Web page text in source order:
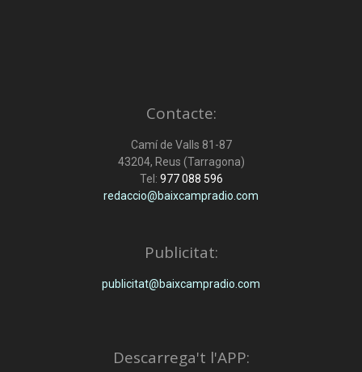
Contacte:
Camí de Valls 81-87
43204, Reus (Tarragona)
Tel: 977 088 596
redaccio@baixcampradio.com
Publicitat:
publicitat@baixcampradio.com
Descarrega't l'APP: